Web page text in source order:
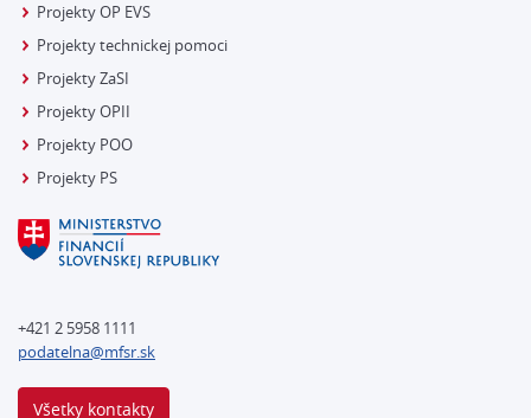
Projekty OP EVS
Projekty technickej pomoci
Projekty ZaSI
Projekty OPII
Projekty POO
Projekty PS
+421 2 5958 1111
podatelna@mfsr.sk
Všetky kontakty